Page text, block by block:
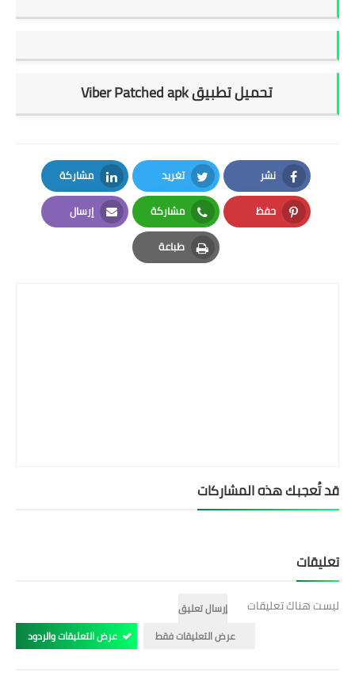
تحميل تطبيق Viber Patched apk
نشر
Facebook
تغريد
Twitter
مشاركة
LinkedIn
حفظ
Pinterest
مشاركة
Whatsapp
إرسال
Email
طباعة
Print
قد تُعجبك هذه المشاركات
تعليقات
ليست هناك تعليقات
إرسال تعليق
عرض التعليقات فقط
عرض التعليقات والردود